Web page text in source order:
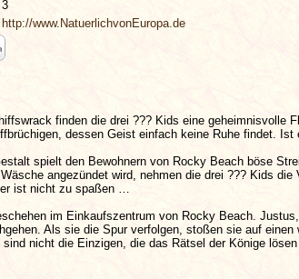
3
http://www.NatuerlichvonEuropa.de
finden die drei ??? Kids eine geheimnisvolle
dessen Geist einfach keine Ruhe findet. Ist
spielt den Bewohnern von Rocky Beach böse
angezündet wird, nehmen die drei ??? Kids die
ist nicht zu spaßen …
im Einkaufszentrum von Rocky Beach.
Als sie die Spur verfolgen, stoßen sie auf einen
nicht die Einzigen, die das Rätsel der Könige lösen